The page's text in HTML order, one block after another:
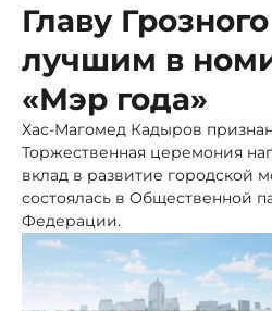
Главу
лучшим в
«Мэр года»
Хас-Магомед Кадыров
Торжественная церемония
вклад в развитие городской
состоялась в Общественной
Федерации.